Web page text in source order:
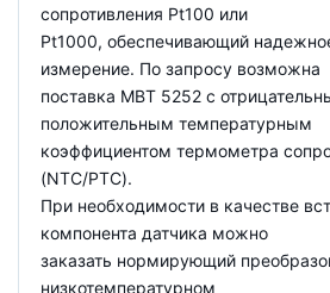
сопротивления Pt100 или
Pt1000, обеспечивающий
измерение. По запросу возможна
поставка MBT 5252 с
положительным температурным
коэффициентом термометра
(NTC/PTC).
При необходимости в качестве
компонента датчика можно
заказать нормирующий
низкотемпературном